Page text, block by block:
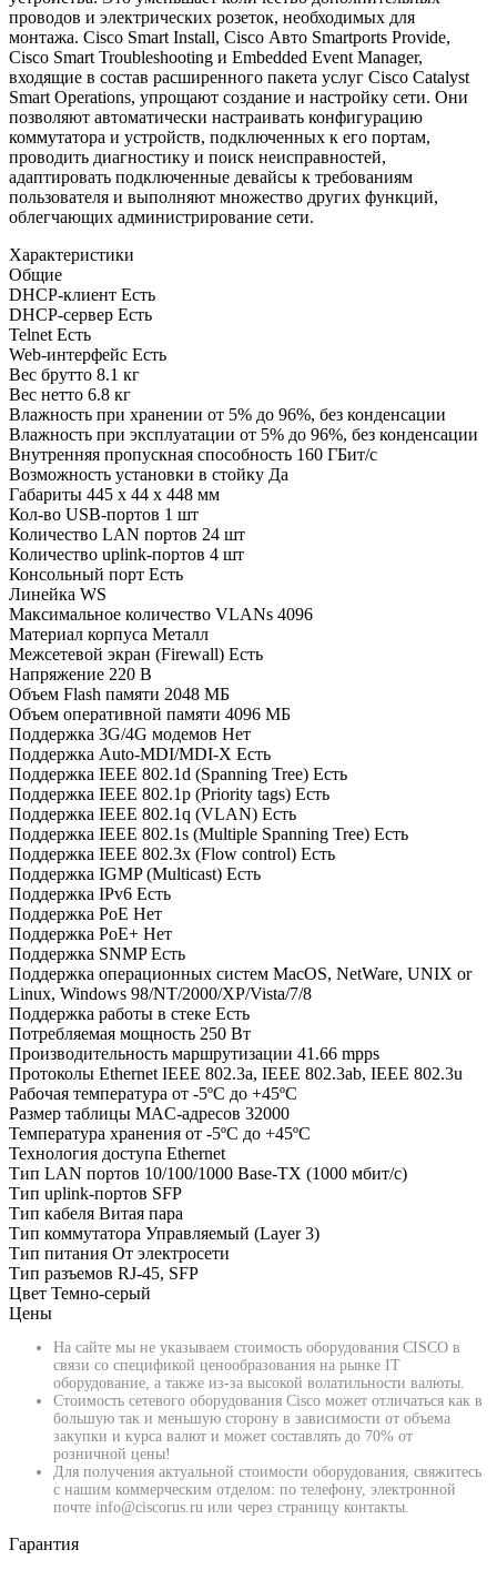
проводов и электрических розеток, необходимых для
монтажа. Cisco Smart Install, Cisco Авто Smartports Provide,
Cisco Smart Troubleshooting и Embedded Event Manager,
входящие в состав расширенного пакета услуг Cisco Catalyst
Smart Operations, упрощают создание и настройку сети. Они
позволяют автоматически настраивать конфигурацию
коммутатора и устройств, подключенных к его портам,
проводить диагностику и поиск неисправностей,
адаптировать подключенные девайсы к требованиям
пользователя и выполняют множество других функций,
облегчающих администрирование сети.
Характеристики
Общие
DHCP-клиент Есть
DHCP-сервер Есть
Telnet Есть
Web-интерфейс Есть
Вес брутто 8.1 кг
Вес нетто 6.8 кг
Влажность при хранении от 5% до 96%, без конденсации
Влажность при эксплуатации от 5% до 96%, без конденсации
Внутренняя пропускная способность 160 ГБит/с
Возможность установки в стойку Да
Габариты 445 x 44 x 448 мм
Кол-во USB-портов 1 шт
Количество LAN портов 24 шт
Количество uplink-портов 4 шт
Консольный порт Есть
Линейка WS
Максимальное количество VLANs 4096
Материал корпуса Металл
Межсетевой экран (Firewall) Есть
Напряжение 220 В
Объем Flash памяти 2048 МБ
Объем оперативной памяти 4096 МБ
Поддержка 3G/4G модемов Нет
Поддержка Auto-MDI/MDI-X Есть
Поддержка IEEE 802.1d (Spanning Tree) Есть
Поддержка IEEE 802.1p (Priority tags) Есть
Поддержка IEEE 802.1q (VLAN) Есть
Поддержка IEEE 802.1s (Multiple Spanning Tree) Есть
Поддержка IEEE 802.3x (Flow control) Есть
Поддержка IGMP (Multicast) Есть
Поддержка IPv6 Есть
Поддержка PoE Нет
Поддержка PoE+ Нет
Поддержка SNMP Есть
Поддержка операционных систем MacOS, NetWare, UNIX or
Linux, Windows 98/NT/2000/XP/Vista/7/8
Поддержка работы в стеке Есть
Потребляемая мощность 250 Вт
Производительность маршрутизации 41.66 mpps
Протоколы Ethernet IEEE 802.3a, IEEE 802.3ab, IEEE 802.3u
Рабочая температура от -5ºC до +45ºC
Размер таблицы MAC-адресов 32000
Температура хранения от -5ºC до +45ºC
Технология доступа Ethernet
Тип LAN портов 10/100/1000 Base-TX (1000 мбит/с)
Тип uplink-портов SFP
Тип кабеля Витая пара
Тип коммутатора Управляемый (Layer 3)
Тип питания От электросети
Тип разъемов RJ-45, SFP
Цвет Темно-серый
Цены
На сайте мы не указываем стоимость оборудования CISCO в
связи со спецификой ценообразования на рынке IT
оборудование, а также из-за высокой волатильности валюты.
Стоимость сетевого оборудования Cisco может отличаться как в
большую так и меньшую сторону в зависимости от объема
закупки и курса валют и может составлять до 70% от
розничной цены!
Для получения актуальной стоимости оборудования, свяжитесь
с нашим коммерческим отделом: по телефону, электронной
почте info@ciscorus.ru или через страницу контакты.
Гарантия